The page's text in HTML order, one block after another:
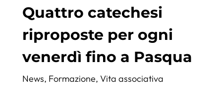
Quattro catechesi
riproposte per ogni
venerdì fino a Pasqua
News, Formazione, Vita associativa